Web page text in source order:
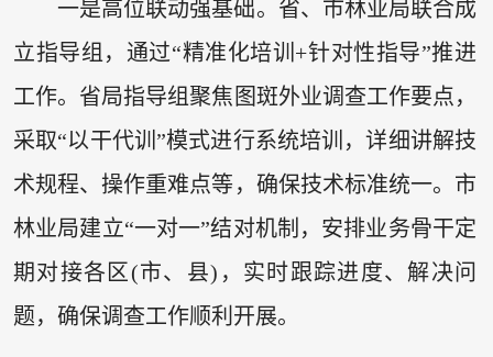
一是高位联动强基础。省、市林业局联合成
立指导组，通过“精准化培训+针对性指导”推进
工作。省局指导组聚焦图斑外业调查工作要点，
采取“以干代训”模式进行系统培训，详细讲解技
术规程、操作重难点等，确保技术标准统一。市
林业局建立“一对一”结对机制，安排业务骨干定
期对接各区(市、县)，实时跟踪进度、解决问
题，确保调查工作顺利开展。